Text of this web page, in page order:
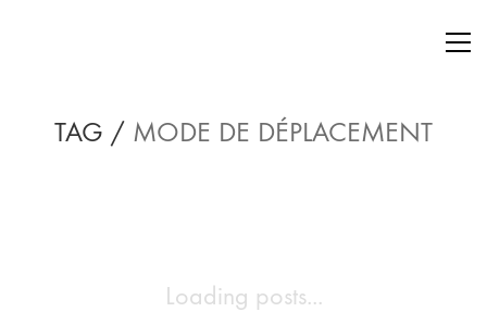
TAG / MODE DE DÉPLACEMENT
Loading posts...